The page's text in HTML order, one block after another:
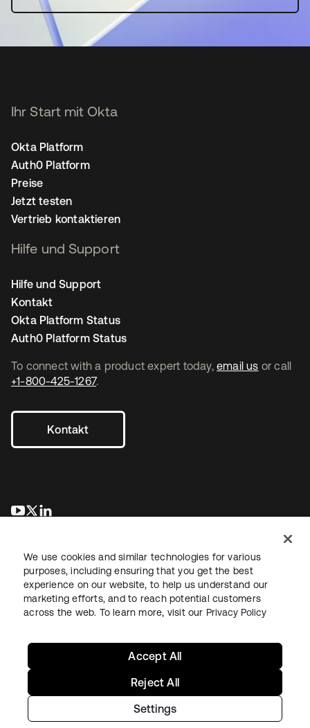
To connect with a product expert today, email us or call
+1-800-425-1267.
Kontakt
wird in einer neuen Registerkarte geöffnet
wird in einer neuen Registerkarte geöffnet
Ihr Start mit Okta
Okta Platform
Auth0 Platform
Preise
Jetzt testen
Vertrieb kontaktieren
Hilfe und Support
Hilfe und Support
Kontakt
Okta Platform Status
Auth0 Platform Status
RechtDatenschutzrichtlinieNutzungsbedingungenSicherheit
Copyright © 2026 Okta. Alle Rechte vorbehalten.
We use cookies and similar technologies for various
purposes, including ensuring that you get the best
experience on our website, to help us understand our
marketing efforts, and to reach potential customers
across the web. To learn more, visit our Privacy Policy
Settings
Reject All
Accept All